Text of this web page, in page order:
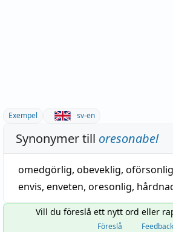
Exempel sv-en
Synonymer till oresonabel
omedgörlig, obeveklig, oförsonlig
envis, enveten, oresonlig,
Vill du föreslå ett nytt ord eller
Föreslå Feedback